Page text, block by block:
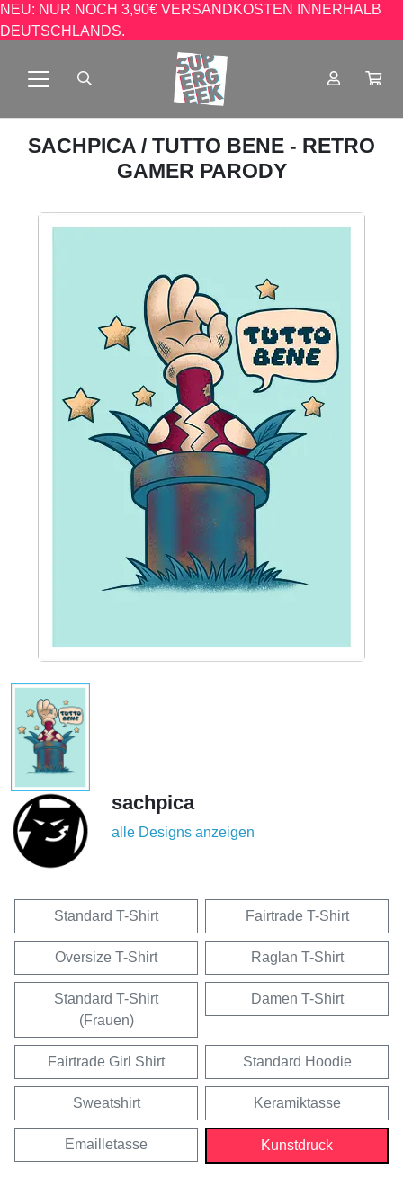
NEU: NUR NOCH 3,90€ VERSANDKOSTEN INNERHALB
DEUTSCHLANDS.
SACHPICA / TUTTO BENE - RETRO
GAMER PARODY
sachpica
alle Designs anzeigen
Standard T-Shirt Fairtrade T-Shirt
Oversize T-Shirt Raglan T-Shirt
Standard T-Shirt
(Frauen)
Damen T-Shirt
Fairtrade Girl Shirt Standard Hoodie
Sweatshirt Keramiktasse
Emailletasse Kunstdruck